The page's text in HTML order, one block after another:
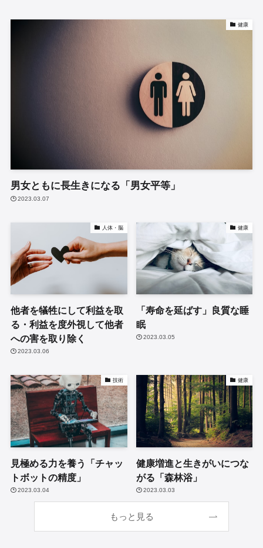
健康
男女ともに長生きになる「男女平等」
2023.03.07
人体・脳
他者を犠牲にして利益を取
る・利益を度外視して他者
への害を取り除く
2023.03.06
健康
「寿命を延ばす」良質な睡
眠
2023.03.05
技術
見極める力を養う「チャッ
トボットの精度」
2023.03.04
健康
健康増進と生きがいにつな
がる「森林浴」
2023.03.03
もっと見る